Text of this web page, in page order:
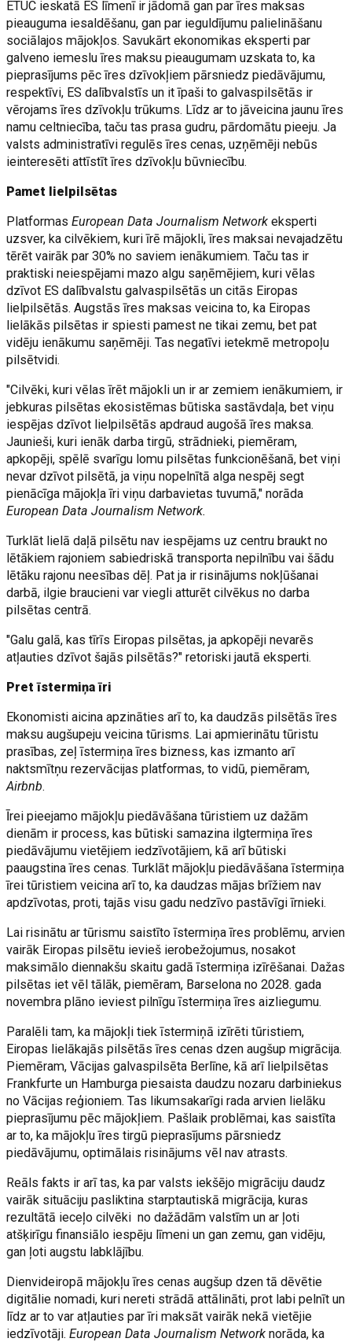
ETUC ieskatā ES līmenī ir jādomā gan par īres maksas
pieauguma iesaldēšanu, gan par ieguldījumu palielināšanu
sociālajos mājokļos. Savukārt ekonomikas eksperti par
galveno iemeslu īres maksu pieaugumam uzskata to, ka
pieprasījums pēc īres dzīvokļiem pārsniedz piedāvājumu,
respektīvi, ES dalībvalstīs un it īpaši to galvaspilsētās ir
vērojams īres dzīvokļu trūkums. Līdz ar to jāveicina jaunu īres
namu celtniecība, taču tas prasa gudru, pārdomātu pieeju. Ja
valsts administratīvi regulēs īres cenas, uzņēmēji nebūs
ieinteresēti attīstīt īres dzīvokļu būvniecību.
Pamet lielpilsētas
Platformas European Data Journalism Networkeksperti
uzsver, ka cilvēkiem, kuri īrē mājokli, īres maksai nevajadzētu
tērēt vairāk par 30% no saviem ienākumiem. Taču tas ir
praktiski neiespējami mazo algu saņēmējiem, kuri vēlas
dzīvot ES dalībvalstu galvaspilsētās un citās Eiropas
lielpilsētās. Augstās īres maksas veicina to, ka Eiropas
lielākās pilsētas ir spiesti pamest ne tikai zemu, bet pat
vidēju ienākumu saņēmēji. Tas negatīvi ietekmē metropoļu
pilsētvidi.
"Cilvēki, kuri vēlas īrēt mājokli un ir ar zemiem ienākumiem, ir
jebkuras pilsētas ekosistēmas būtiska sastāvdaļa, bet viņu
iespējas dzīvot lielpilsētās apdraud augošā īres maksa.
Jaunieši, kuri ienāk darba tirgū, strādnieki, piemēram,
apkopēji, spēlē svarīgu lomu pilsētas funkcionēšanā, bet viņi
nevar dzīvot pilsētā, ja viņu nopelnītā alga nespēj segt
pienācīga mājokļa īri viņu darbavietas tuvumā," norāda
European Data Journalism Network.
Turklāt lielā daļā pilsētu nav iespējams uz centru braukt no
lētākiem rajoniem sabiedriskā transporta nepilnību vai šādu
lētāku rajonu neesības dēļ. Pat ja ir risinājums nokļūšanai
darbā, ilgie braucieni var viegli atturēt cilvēkus no darba
pilsētas centrā.
"Galu galā, kas tīrīs Eiropas pilsētas, ja apkopēji nevarēs
atļauties dzīvot šajās pilsētās?" retoriski jautā eksperti.
Pret īstermiņa īri
Ekonomisti aicina apzināties arī to, ka daudzās pilsētās īres
maksu augšupeju veicina tūrisms. Lai apmierinātu tūristu
prasības, zeļ īstermiņa īres bizness, kas izmanto arī
naktsmītņu rezervācijas platformas, to vidū, piemēram,
Airbnb.
Īrei pieejamo mājokļu piedāvāšana tūristiem uz dažām
dienām ir process, kas būtiski samazina ilgtermiņa īres
piedāvājumu vietējiem iedzīvotājiem, kā arī būtiski
paaugstina īres cenas. Turklāt mājokļu piedāvāšana īstermiņa
īrei tūristiem veicina arī to, ka daudzas mājas brīžiem nav
apdzīvotas, proti, tajās visu gadu nedzīvo pastāvīgi īrnieki.
Lai risinātu ar tūrismu saistīto īstermiņa īres problēmu, arvien
vairāk Eiropas pilsētu ievieš ierobežojumus, nosakot
maksimālo diennakšu skaitu gadā īstermiņa izīrēšanai. Dažas
pilsētas iet vēl tālāk, piemēram, Barselona no 2028. gada
novembra plāno ieviest pilnīgu īstermiņa īres aizliegumu.
Paralēli tam, ka mājokļi tiek īstermiņā izīrēti tūristiem,
Eiropas lielākajās pilsētās īres cenas dzen augšup migrācija.
Piemēram, Vācijas galvaspilsēta Berlīne, kā arī lielpilsētas
Frankfurte un Hamburga piesaista daudzu nozaru darbiniekus
no Vācijas reģioniem. Tas likumsakarīgi rada arvien lielāku
pieprasījumu pēc mājokļiem. Pašlaik problēmai, kas saistīta
ar to, ka mājokļu īres tirgū pieprasījums pārsniedz
piedāvājumu, optimālais risinājums vēl nav atrasts.
Reāls fakts ir arī tas, ka par valsts iekšējo migrāciju daudz
vairāk situāciju pasliktina starptautiskā migrācija, kuras
rezultātā ieceļo cilvēki no dažādām valstīm un ar ļoti
atšķirīgu finansiālo iespēju līmeni un gan zemu, gan vidēju,
gan ļoti augstu labklājību.
Dienvideiropā mājokļu īres cenas augšup dzen tā dēvētie
digitālie nomadi, kuri nereti strādā attālināti, prot labi pelnīt un
līdz ar to var atļauties par īri maksāt vairāk nekā vietējie
iedzīvotāji.European Data Journalism Network norāda, ka